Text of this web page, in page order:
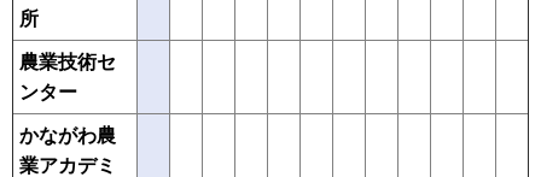
所
農業技術セ
ンター
かながわ農
業アカデミ